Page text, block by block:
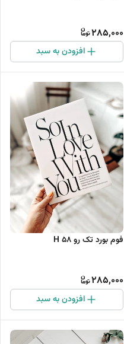
285,000
افزودن به سبد
فوم بورد تک رو H 58
285,000
افزودن به سبد